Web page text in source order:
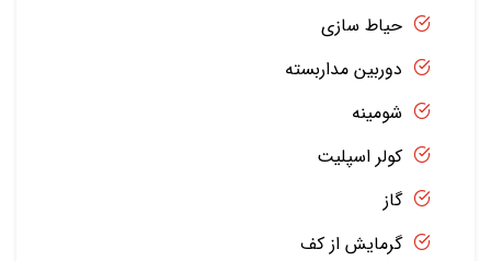
حیاط سازی
دوربین مداربسته
شومینه
کولر اسپلیت
گاز
گرمایش از کف